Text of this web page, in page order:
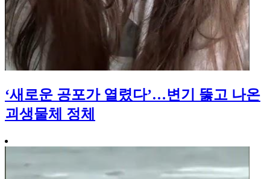
‘새로운 공포가 열렸다’…변기 뚫고 나온
괴생물체 정체